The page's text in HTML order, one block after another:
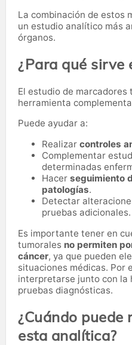
La combinación de estos
un estudio analítico más
órganos.
¿Para qué sirve
El estudio de
herramienta
Puede ayudar a:
Realizar controles
Complementar
determinadas
Hacer seguimiento
patologías.
Detectar
pruebas adicionales.
Es importante tener en
tumorales no permiten
cáncer, ya que pueden
situaciones médicas. Por
interpretarse junto con la
pruebas diagnósticas.
¿Cuándo puede
esta analítica?